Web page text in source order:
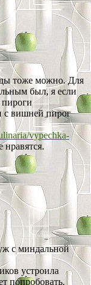
тоже можно. Для
был, я если
пироги
с вишней пирог
vypechka-
с миндальной
устроила
попробовать.